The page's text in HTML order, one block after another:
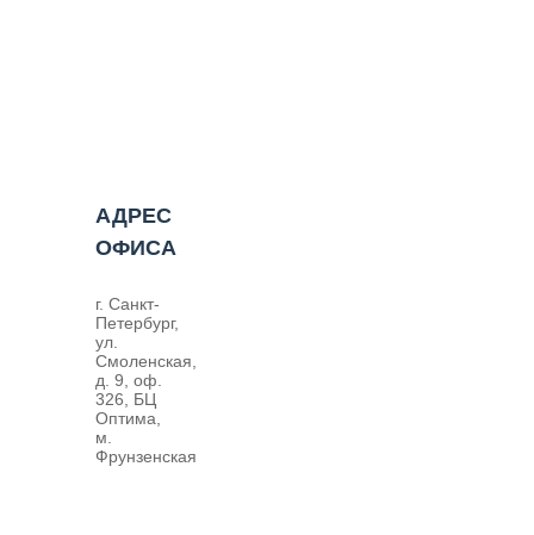
АДРЕС
ОФИСА
г. Санкт-
Петербург,
ул.
Смоленская,
д. 9, оф.
326, БЦ
Оптима,
м.
Фрунзенская